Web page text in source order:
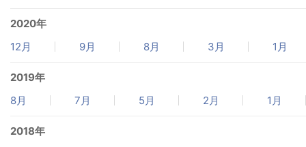
2020年
12月
9月 8月 3月 1月
2019年
8月
7月 5月 2月 1月
2018年